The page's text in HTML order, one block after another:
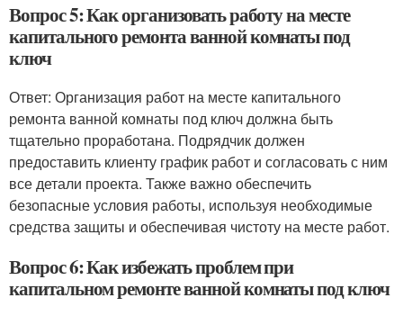
Вопрос 5: Как организовать работу на месте
капитального ремонта ванной комнаты под
ключ
Ответ: Организация работ на месте капитального
ремонта ванной комнаты под ключ должна быть
тщательно проработана. Подрядчик должен
предоставить клиенту график работ и согласовать с ним
все детали проекта. Также важно обеспечить
безопасные условия работы, используя необходимые
средства защиты и обеспечивая чистоту на месте работ.
Вопрос 6: Как избежать проблем при
капитальном ремонте ванной комнаты под ключ